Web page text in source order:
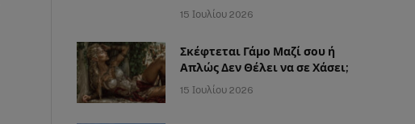
15 Ιουλίου 2026
Σκέφτεται Γάμο Μαζί σου ή
Απλώς Δεν Θέλει να σε Χάσει;
15 Ιουλίου 2026